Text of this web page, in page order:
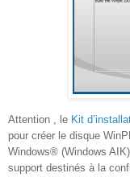
Attention , le Kit
pour créer le disque
Windows® (Windows
support destinés à la